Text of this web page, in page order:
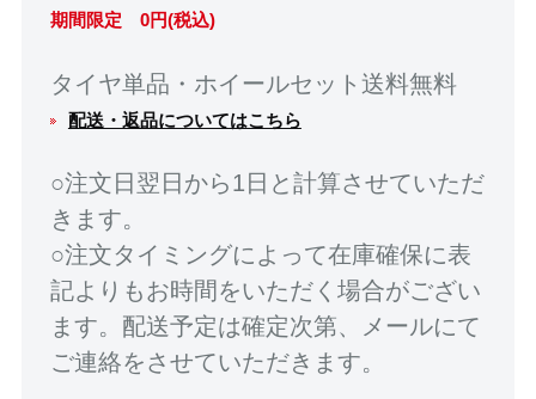
期間限定 0円(税込)
タイヤ単品・ホイールセット送料無料
配送・返品についてはこちら
○注文日翌日から1日と計算させていただ
きます。
○注文タイミングによって在庫確保に表
記よりもお時間をいただく場合がござい
ます。配送予定は確定次第、メールにて
ご連絡をさせていただきます。